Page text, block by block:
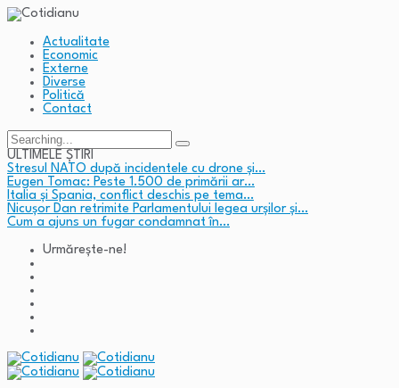
Actualitate
Economic
Externe
Diverse
Politică
Contact
Search
for:
ULTIMELE ȘTIRI
Stresul NATO după incidentele cu drone și…
Eugen Tomac: Peste 1.500 de primării ar…
Italia și Spania, conflict deschis pe tema…
Nicușor Dan retrimite Parlamentului legea urșilor și…
Cum a ajuns un fugar condamnat în…
Urmărește-ne!